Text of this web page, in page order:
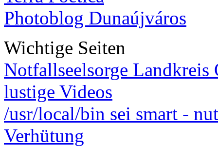
Photoblog Dunaújváros
Wichtige Seiten
Notfallseelsorge Landkreis
lustige Videos
/usr/local/bin sei smart -
Verhütung